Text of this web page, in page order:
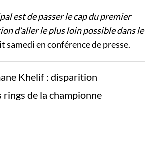
est de passer le cap du premier
d’aller le plus loin possible dans le
samedi en conférence de presse.
Khelif : disparition
rings de la championne